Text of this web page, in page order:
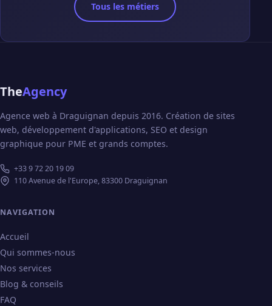
Tous les métiers
TheAgency
Agence web à Draguignan depuis 2016. Création de sites
web, développement d'applications, SEO et design
graphique pour PME et grands comptes.
+33 9 72 20 19 09
110 Avenue de l'Europe, 83300 Draguignan
NAVIGATION
Accueil
Qui sommes-nous
Nos services
Blog & conseils
FAQ